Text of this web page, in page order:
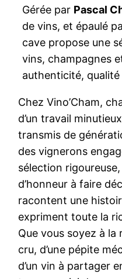
Gérée par Pascal
de vins, et épaulé
cave propose une
vins, champagnes
authenticité,
Chez Vino’Cham,
d’un travail
transmis de
des vignerons
sélection
d’honneur à faire
racontent une
expriment toute la
Que vous soyez à la
cru, d’une pépite
d’un vin à partager